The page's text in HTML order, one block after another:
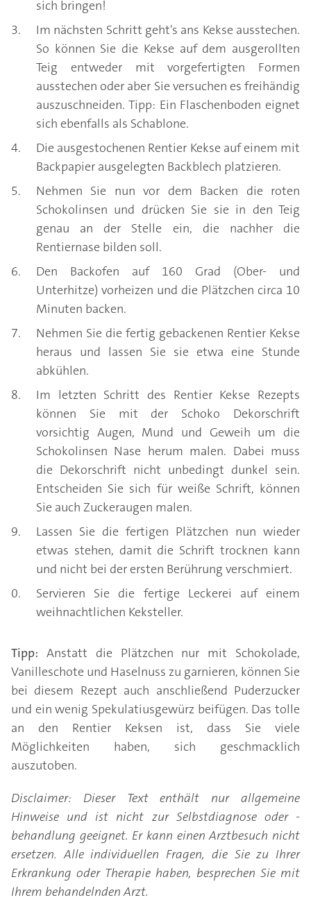
sich bringen!
Im nächsten Schritt geht's ans Kekse ausstechen.
So können Sie die Kekse auf dem ausgerollten
Teig entweder mit vorgefertigten Formen
ausstechen oder aber Sie versuchen es freihändig
auszuschneiden. Tipp: Ein Flaschenboden eignet
sich ebenfalls als Schablone.
Die ausgestochenen Rentier Kekse auf einem mit
Backpapier ausgelegten Backblech platzieren.
Nehmen Sie nun vor dem Backen die roten
Schokolinsen und drücken Sie sie in den Teig
genau an der Stelle ein, die nachher die
Rentiernase bilden soll.
Den Backofen auf 160 Grad (Ober- und
Unterhitze) vorheizen und die Plätzchen circa 10
Minuten backen.
Nehmen Sie die fertig gebackenen Rentier Kekse
heraus und lassen Sie sie etwa eine Stunde
abkühlen.
Im letzten Schritt des Rentier Kekse Rezepts
können Sie mit der Schoko Dekorschrift
vorsichtig Augen, Mund und Geweih um die
Schokolinsen Nase herum malen. Dabei muss
die Dekorschrift nicht unbedingt dunkel sein.
Entscheiden Sie sich für weiße Schrift, können
Sie auch Zuckeraugen malen.
Lassen Sie die fertigen Plätzchen nun wieder
etwas stehen, damit die Schrift trocknen kann
und nicht bei der ersten Berührung verschmiert.
Servieren Sie die fertige Leckerei auf einem
weihnachtlichen Keksteller.
Tipp: Anstatt die Plätzchen nur mit Schokolade,
Vanilleschote und Haselnuss zu garnieren, können Sie
bei diesem Rezept auch anschließend Puderzucker
und ein wenig Spekulatiusgewürz beifügen. Das tolle
an den Rentier Keksen ist, dass Sie viele
Möglichkeiten haben, sich geschmacklich
auszutoben.
Disclaimer: Dieser Text enthält nur allgemeine
Hinweise und ist nicht zur Selbstdiagnose oder -
behandlung geeignet. Er kann einen Arztbesuch nicht
ersetzen. Alle individuellen Fragen, die Sie zu Ihrer
Erkrankung oder Therapie haben, besprechen Sie mit
Ihrem behandelnden Arzt.